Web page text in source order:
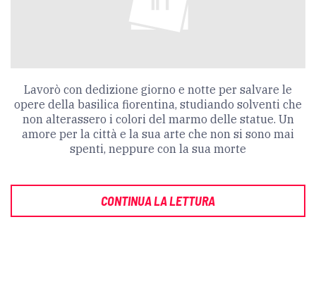
Lavorò con dedizione giorno e notte per salvare le
opere della basilica fiorentina, studiando solventi che
non alterassero i colori del marmo delle statue. Un
amore per la città e la sua arte che non si sono mai
spenti, neppure con la sua morte
CONTINUA LA LETTURA